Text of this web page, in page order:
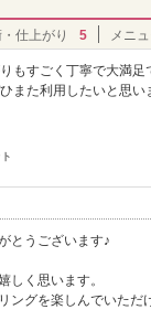
仕上がり 5 メニ
もすごく丁寧で大満足
また利用したいと思い
とうございます♪
しく思います。
ングを楽しんでいただ